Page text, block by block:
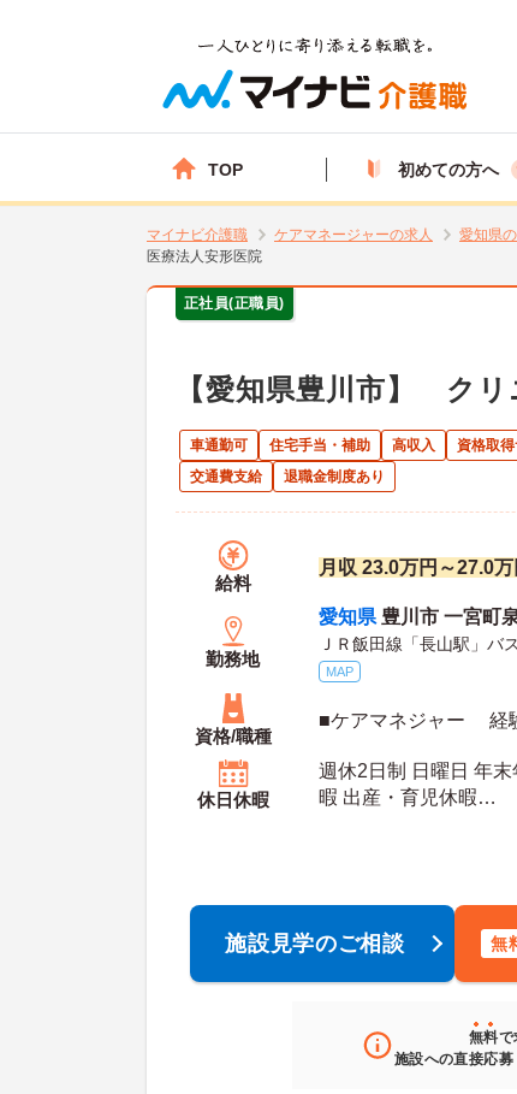
TOP 初めての方へ
マイナビ介護職 ケアマネージャーの求人 愛知県
医療法人安形医院
正社員(正職員)
【愛知県豊川市】 ク
車通勤可 住宅手当・補助 高収入 資格取得
交通費支給
退職金制度あり
給料
月収 23.0万円～27.0
勤務地
愛知県 豊川市 一宮町
ＪＲ飯田線「長山駅」バ
MAP
資格/職種
■ケアマネジャー 経
休日休暇
週休2日制 日曜日 年
暇 出産・育児休暇
施設見学のご相談 無
無料で
施設への直接応